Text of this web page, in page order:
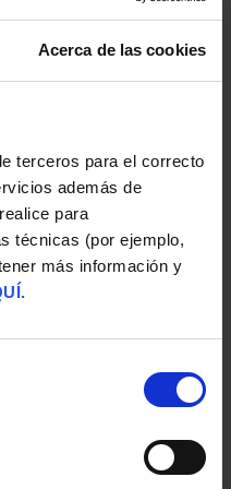
Acerca de las cookies
terceros para el correcto
además de
para
técnicas (por ejemplo,
más información y
SEM y Social:
Pesudo tras el
Digital
es, cómo
directamente